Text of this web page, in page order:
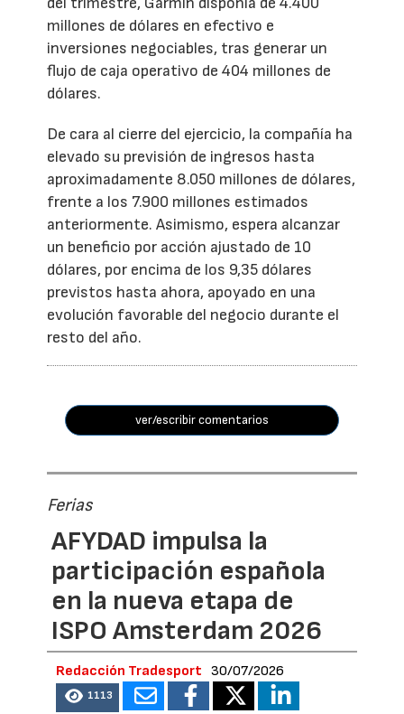
millones de dólares en efectivo e
inversiones negociables, tras generar un
flujo de caja operativo de 404 millones de
dólares.
De cara al cierre del ejercicio, la compañía ha
elevado su previsión de ingresos hasta
aproximadamente 8.050 millones de dólares,
frente a los 7.900 millones estimados
anteriormente. Asimismo, espera alcanzar
un beneficio por acción ajustado de 10
dólares, por encima de los 9,35 dólares
previstos hasta ahora, apoyado en una
evolución favorable del negocio durante el
resto del año.
ver/escribir comentarios
Ferias
AFYDAD impulsa la
participación española
en la nueva etapa de
ISPO Amsterdam 2026
Redacción Tradesport 30/07/2026
1113